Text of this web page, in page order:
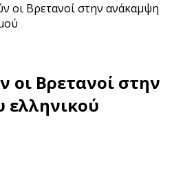
οι Βρετανοί στην ανάκαμψη
οι Βρετανοί στην